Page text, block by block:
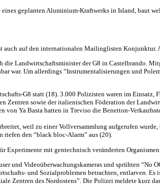
geplanten Aluminium-Kraftwerks in Island, baut
auf den internationalen Mailinglisten Konjunktur.
Landwirtschaftsminister der G8 in Castelbrando.
war. Um allerdings “Instrumentalisierungen und
G8 statt (18). 3.000 Polizisten waren im
sowie der italienischen Föderation der
Ya Basta hatten in Treviso die Benetton-
weil zu einer Vollversammlung aufgerufen
den “black bloc-Alarm” aus (20).
mit gentechnisch veränderten
und Videoüberwachungskameras und sprühten “No
und Sozialproblemen betrachten, entlarven.
Zentren des Nordostens”. Die Polizei meldete kurz